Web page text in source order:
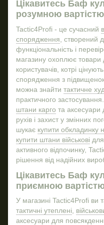
Кофти флісові
Тактичні рукавиці
Тактичні берці
Одяг тактичний
Панами тактичні
Брелок
Купити патчі військові
Гравіювання на ножах
Магазини з військовим
Патріотичні наліпки на
Окуляри тактичні
Тактичні біноклі
Берці зимові тактичні
Купити жетон зсу
Цікавитесь Баф
розумною
Tactic4Profi - це сучасний
спорядження , створений
функціональність і
магазину охоплює товари
користувачів, котрі
спорядження з
можна знайти тактичне
практичного застосування.
штани карго та аксесуари
рухів і захист у змінних
шукає купити обкладинку
купити штани військові
активного відпочинку,
рішення від надійних
Цікавитесь Баф
приємною
У магазині Tactic4Profi ви
тактичні утеплені,
аксесуари для